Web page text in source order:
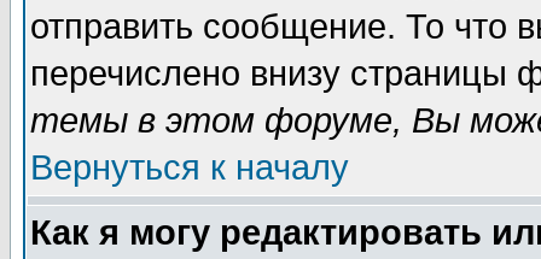
отправить сообщение. То что
перечислено внизу страницы
темы в этом форуме, Вы
Вернуться к началу
Как я могу редактировать